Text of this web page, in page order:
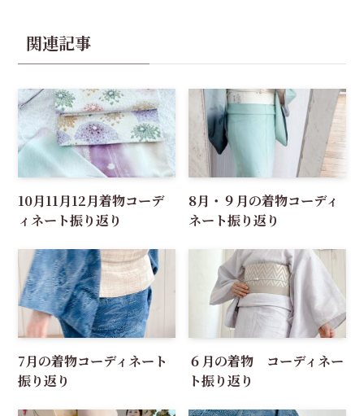
関連記事
10月11月12月着物コーデ
ィネート振り返り
8月・９月の着物コーディ
ネート振り返り
7月の着物コーディネート
振り返り
６月の着物 コーディネー
ト振り返り